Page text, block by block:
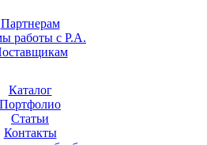
Партнерам
работы с Р.А.
Каталог
Портфолио
Статьи
Контакты